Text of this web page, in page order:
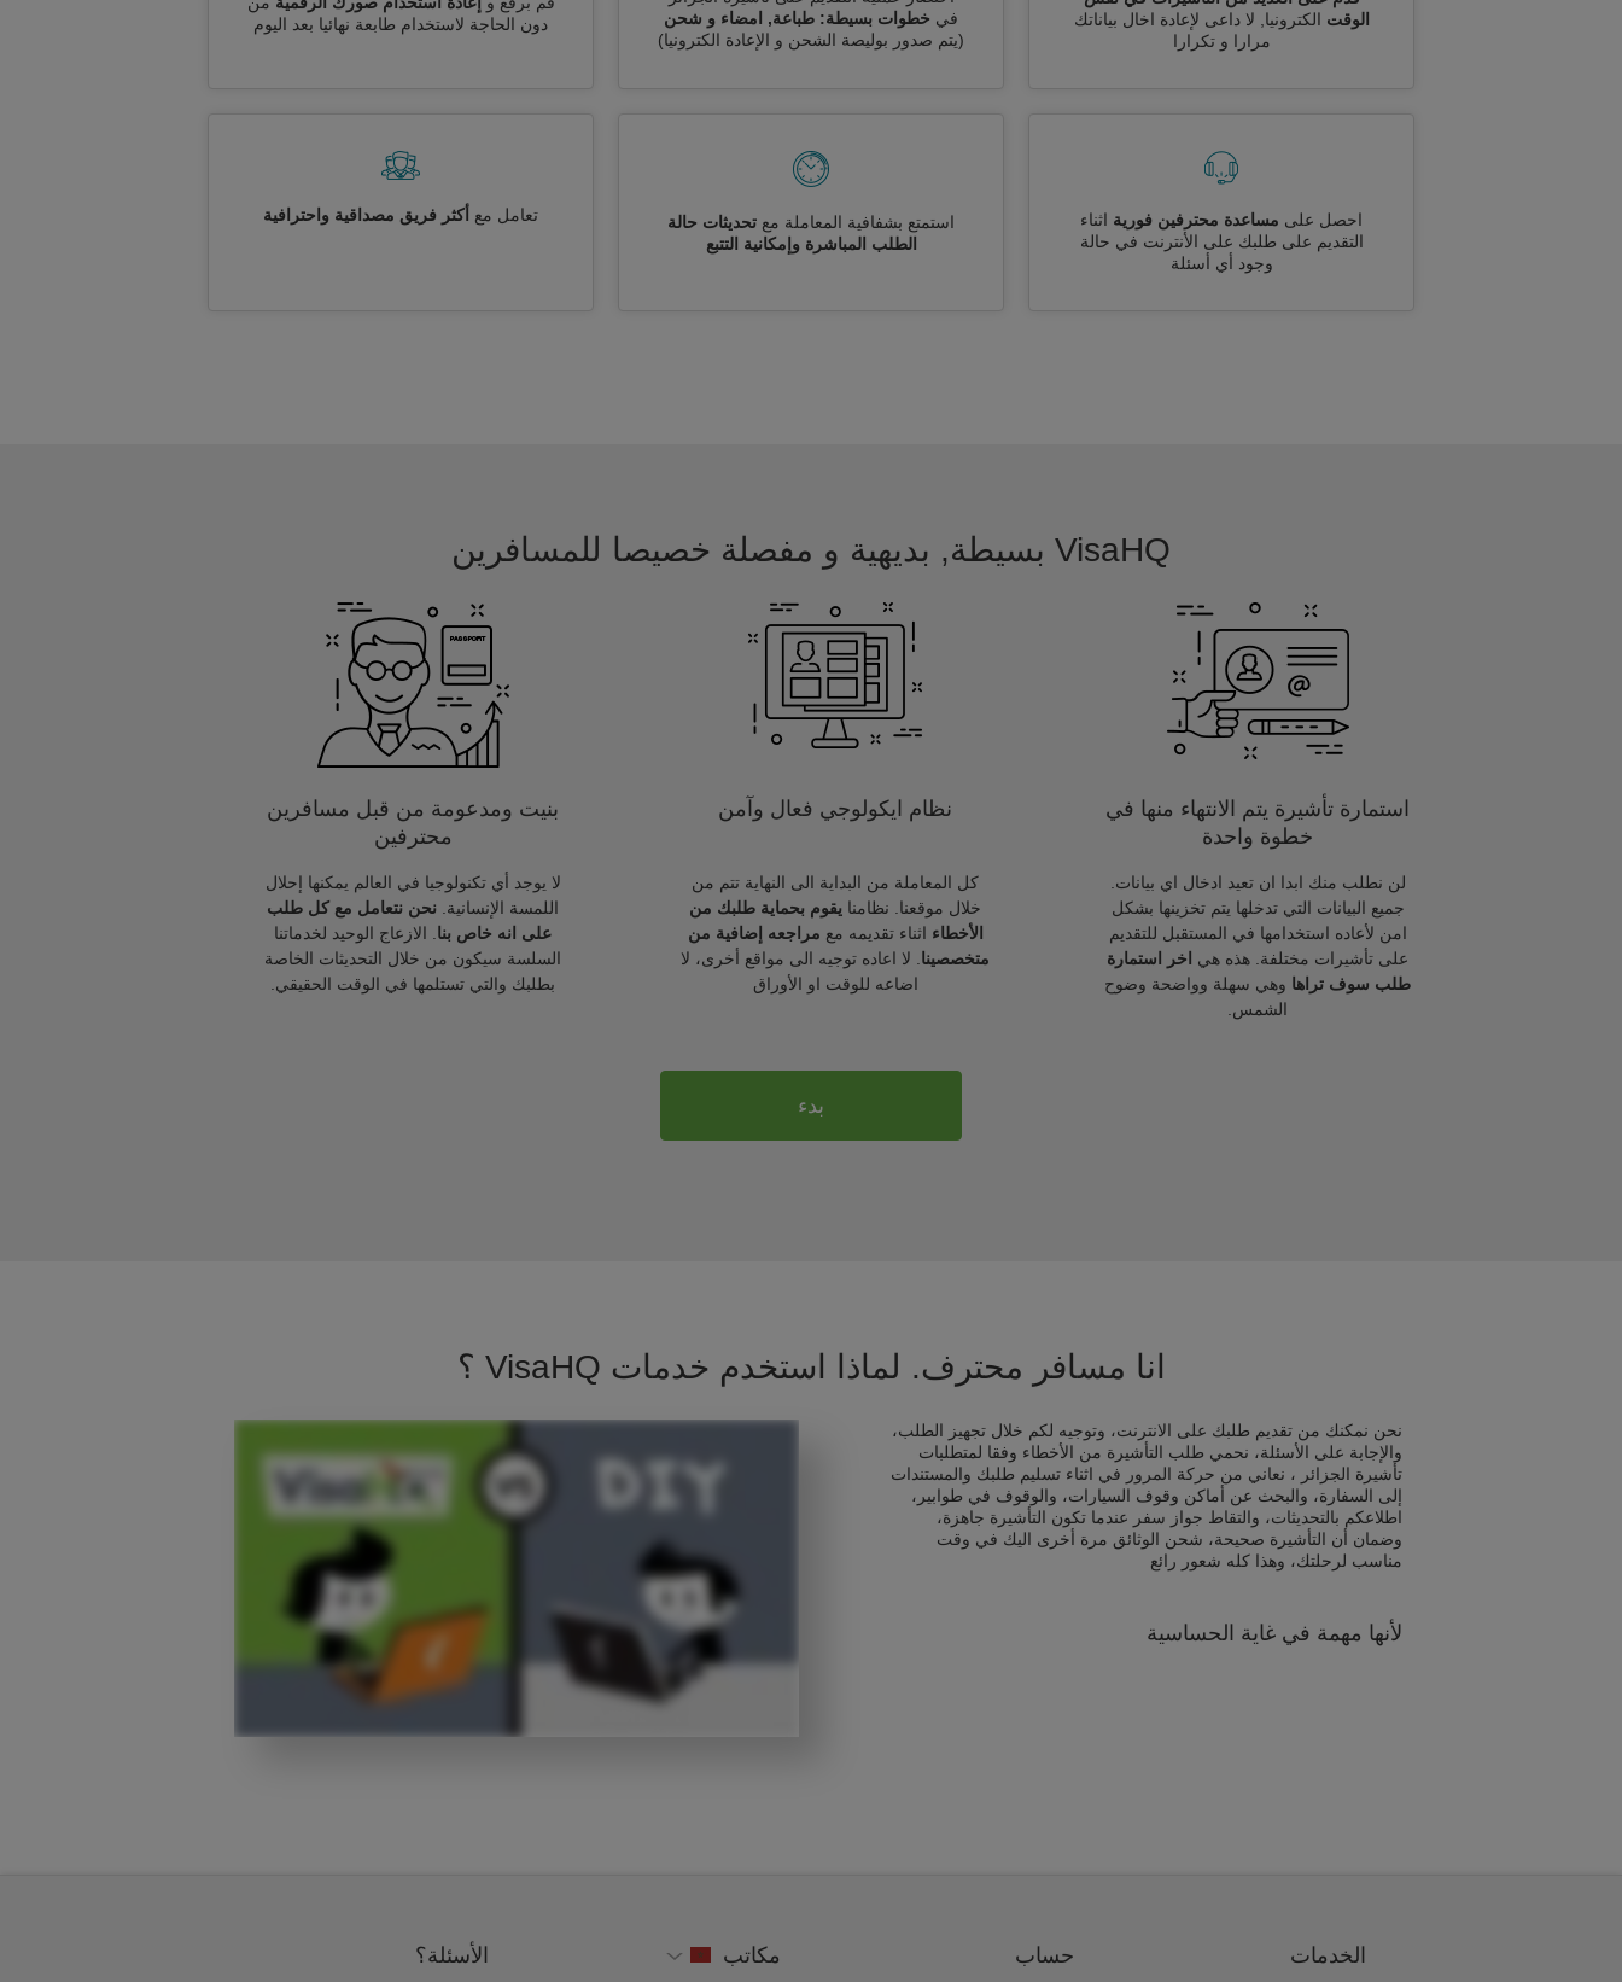
الوقت الكترونيا, لا داعى لإعادة اخال بياناتك
مرارا و تكرارا
في خطوات بسيطة: طباعة, امضاء و شحن
(يتم صدور بوليصة الشحن و الإعادة الكترونيا)
دون الحاجة لاستخدام طابعة نهائيا بعد اليوم
احصل على مساعدة محترفين فورية اثناء
التقديم على طلبك على الأنترنت في حالة
وجود أي أسئلة
استمتع بشفافية المعاملة مع تحديثات حالة
الطلب المباشرة وإمكانية التتبع
تعامل مع أكثر فريق مصداقية واحترافية
VisaHQ بسيطة, بديهية و مفصلة خصيصا للمسافرين
استمارة تأشيرة يتم الانتهاء منها في
خطوة واحدة
لن نطلب منك ابدا ان تعيد ادخال اي بيانات.
جميع البيانات التي تدخلها يتم تخزينها بشكل
امن لأعاده استخدامها في المستقبل للتقديم
على تأشيرات مختلفة. هذه هي
اخر استمارة
طلب سوف تراها وهي سهلة وواضحة وضوح
الشمس.
نظام ايكولوجي فعال وآمن
كل المعاملة من البداية الى النهاية تتم من
خلال موقعنا. نظامنا يقوم بحماية طلبك من
الأخطاء اثناء تقديمه مع مراجعه إضافية من
متخصصينا . لا اعاده توجيه الى مواقع أخرى، لا
اضاعه للوقت او الأوراق
بنيت ومدعومة من قبل مسافرين
محترفين
لا يوجد أي تكنولوجيا في العالم يمكنها إحلال
اللمسة الإنسانية. نحن نتعامل مع كل طلب
على انه خاص بنا . الازعاج الوحيد لخدماتنا
السلسة سيكون من خلال التحديثات الخاصة
بطلبك والتي تستلمها في الوقت الحقيقي.
بدء
انا مسافر محترف. لماذا استخدم خدمات VisaHQ ؟
نحن نمكنك من تقديم طلبك على الانترنت، وتوجيه لكم خلال تجهيز الطلب،
والإجابة على الأسئلة، نحمي طلب التأشيرة من الأخطاء وفقا لمتطلبات
تأشيرة الجزائر ، نعاني من حركة المرور في اثناء تسليم طلبك والمستندات
إلى السفارة، والبحث عن أماكن وقوف السيارات، والوقوف في طوابير،
اطلاعكم بالتحديثات، والتقاط جواز سفر عندما تكون التأشيرة جاهزة،
وضمان أن التأشيرة صحيحة، شحن الوثائق مرة أخرى اليك في وقت
مناسب لرحلتك، وهذا كله شعور رائع
لأنها مهمة في غاية الحساسية
الخدمات حساب مكاتب الأسئلة؟